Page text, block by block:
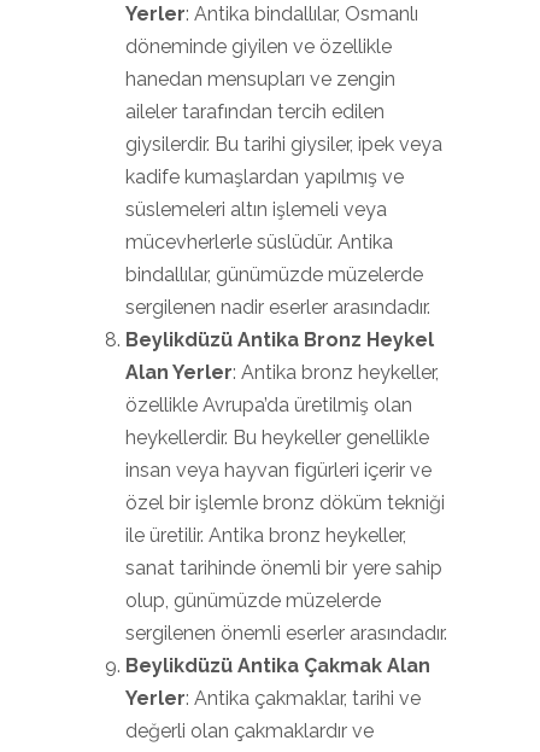
Yerler: Antika bindallılar, Osmanlı
döneminde giyilen ve özellikle
hanedan mensupları ve zengin
aileler tarafından tercih edilen
giysilerdir. Bu tarihi giysiler, ipek veya
kadife kumaşlardan yapılmış ve
süslemeleri altın işlemeli veya
mücevherlerle süslüdür. Antika
bindallılar, günümüzde müzelerde
sergilenen nadir eserler arasındadır.
Beylikdüzü Antika Bronz Heykel
Alan Yerler: Antika bronz heykeller,
özellikle Avrupa’da üretilmiş olan
heykellerdir. Bu heykeller genellikle
insan veya hayvan figürleri içerir ve
özel bir işlemle bronz döküm tekniği
ile üretilir. Antika bronz heykeller,
sanat tarihinde önemli bir yere sahip
olup, günümüzde müzelerde
sergilenen önemli eserler arasındadır.
Beylikdüzü Antika Çakmak Alan
Yerler: Antika çakmaklar, tarihi ve
değerli olan çakmaklardır ve